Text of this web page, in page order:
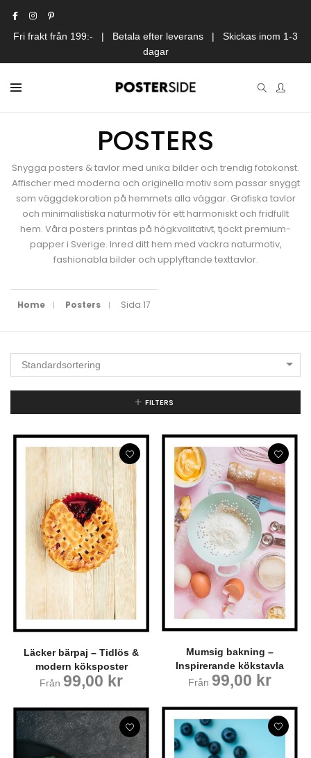
Fri frakt från 199:- | Betala efter leverans | Skickas inom 1-3
dagar
POSTERS
Snygga posters & tavlor med unika bilder och trendig fotokonst.
Affischer med moderna och originella motiv som passar snyggt
som väggdekoration på hemmets alla väggar. Grafiska tavlor
och minimalistiska naturmotiv för ett harmoniskt och fridfullt
hem. Våra posters printas på högkvalitativt, tjockt premium-
papper i Sverige. Inred ditt hem med vackra naturmotiv,
fashionabla bilder och upplyftande texttavlor.
Home Posters Sida 17
Standardsortering
FILTERS
Läcker bärpaj – Tidlös &
modern köksposter
Från 99,00 kr
Mumsig bakning –
Inspirerande kökstavla
Från 99,00 kr